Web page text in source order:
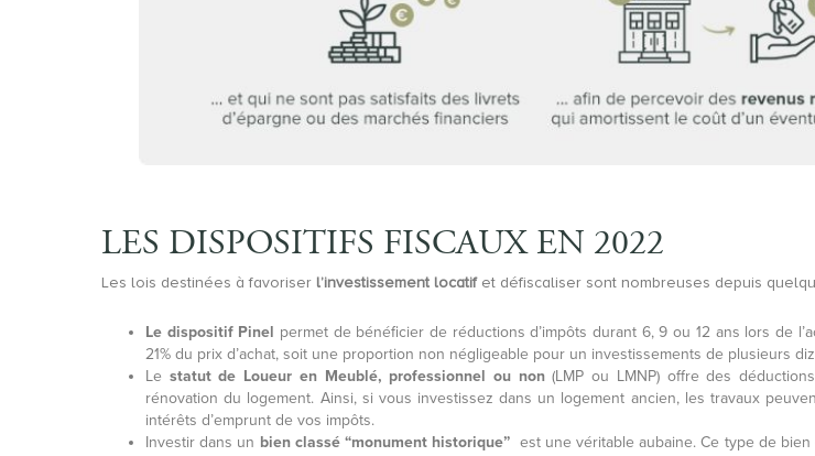
LES DISPOSITIFS FISCAUX EN 2022
Les lois destinées à favoriser l’investissement locatifet défiscaliser sont nombreuses depuis
Le dispositif Pinel permet de bénéficier de réductions d’impôts durant 6, 9 ou 12 ans lors de
21% du prix d’achat, soit une proportion non négligeable pour un investissements de plusieurs
Le statut de Loueur en Meublé, professionnel ou non(LMP ou LMNP) offre des
rénovation du logement. Ainsi, si vous investissez dans un logement ancien, les travaux
intérêts d’emprunt de vos impôts.
Investir dans un bien classé “monument historique” est une véritable aubaine. Ce type de